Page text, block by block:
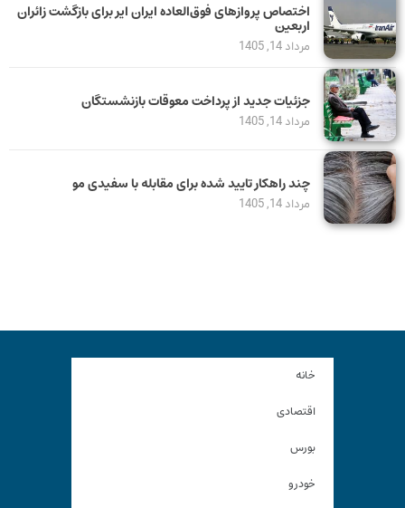
اختصاص پروازهای فوق‌العاده ایران ایر برای بازگشت زائران
اربعین
مرداد 14, 1405
جزئیات جدید از پرداخت معوقات بازنشستگان
مرداد 14, 1405
چند راهکار تایید شده برای مقابله با سفیدی مو
مرداد 14, 1405
خانه
اقتصادی
بورس
خودرو